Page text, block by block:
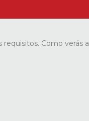
Como verás a